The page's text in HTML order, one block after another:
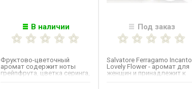
В наличии
Фруктово-цветочный
аромат содержит ноты
грейпфрута, цветка серинга,
Под заказ
Salvatore Ferragamo Incanto
Lovely Flower​ - аромат для
женщин и принадлежит к